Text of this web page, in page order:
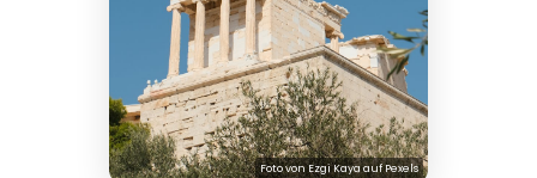
Foto vonEzgi KayaaufPexels